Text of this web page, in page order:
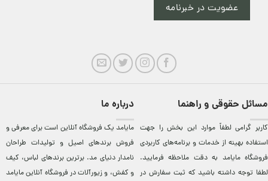
عضویت در خبرنامه
مسائل حقوقی و راهنما
کاربر گرامی لطفاً موارد این بخش را جهت
استفاده بهینه از خدمات و برنامه‌‏های کاربردی
فروشگاه مایامد به دقت ملاحظه فرمایید.
لطفا توجه داشته باشید که ثبت سفارش در
درباره ما
مایامد يک فروشگاه آنلاين است برای معرفی و
فروش برندهای اصيل و توليدات طراحان
نامدار دنيای مد. برترين‌ برندهای لباس، کيف
و کفش، و زيورآلات در فروشگاه آنلاين مایامد